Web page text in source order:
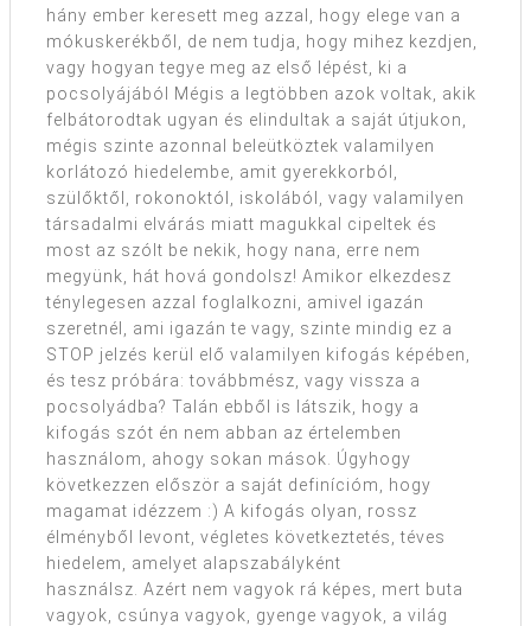
hány ember keresett meg azzal, hogy elege van a
mókuskerékből, de nem tudja, hogy mihez kezdjen,
vagy hogyan tegye meg az első lépést, ki a
pocsolyájából Mégis a legtöbben azok voltak, akik
felbátorodtak ugyan és elindultak a saját útjukon,
mégis szinte azonnal beleütköztek valamilyen
korlátozó hiedelembe, amit gyerekkorból,
szülőktől, rokonoktól, iskolából, vagy valamilyen
társadalmi elvárás miatt magukkal cipeltek és
most az szólt be nekik, hogy nana, erre nem
megyünk, hát hová gondolsz! Amikor elkezdesz
ténylegesen azzal foglalkozni, amivel igazán
szeretnél, ami igazán te vagy, szinte mindig ez a
STOP jelzés kerül elő valamilyen kifogás képében,
és tesz próbára: továbbmész, vagy vissza a
pocsolyádba? Talán ebből is látszik, hogy a
kifogás szót én nem abban az értelemben
használom, ahogy sokan mások. Úgyhogy
következzen először a saját definícióm, hogy
magamat idézzem :) A kifogás olyan, rossz
élményből levont, végletes következtetés, téves
hiedelem, amelyet alapszabályként
használsz. Azért nem vagyok rá képes, mert buta
vagyok, csúnya vagyok, gyenge vagyok, a világ